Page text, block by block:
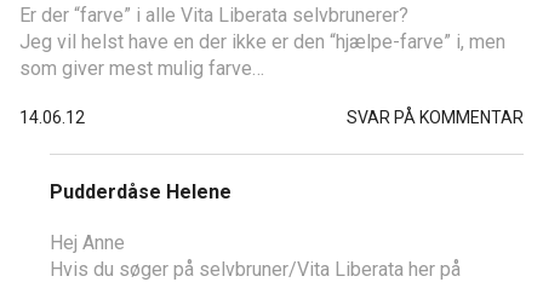
Er der “farve” i alle Vita Liberata selvbrunerer?
Jeg vil helst have en der ikke er den “hjælpe-farve” i, men
som giver mest mulig farve…
14.06.12 SVAR PÅ KOMMENTAR
Pudderdåse Helene
Hej Anne
Hvis du søger på selvbruner/Vita Liberata her på